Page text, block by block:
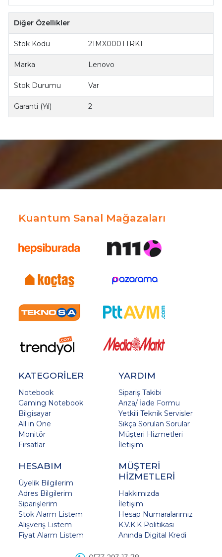
Diğer Özellikler
Stok Kodu 21MX000TTRK1
Marka Lenovo
Stok Durumu Var
Garanti (Yıl) 2
Kuantum Sanal Mağazaları
KATEGORİLER
Notebook
Gaming Notebook
Bilgisayar
All in One
Monitör
Fırsatlar
YARDIM
Sipariş Takibi
Arıza/ İade Formu
Yetkili Teknik Servisler
Sıkça Sorulan Sorular
Müşteri Hizmetleri
İletişim
HESABIM
Üyelik Bilgilerim
Adres Bilgilerim
Siparişlerim
Stok Alarm Listem
Alışveriş Listem
Fiyat Alarm Listem
MÜŞTERİ
HİZMETLERİ
Hakkımızda
İletişim
Hesap Numaralarımız
K.V.K.K Politikası
Anında Digital Kredi